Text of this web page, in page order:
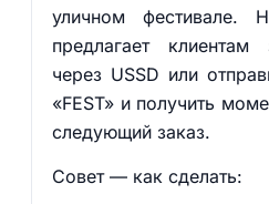
уличном фестивале.
предлагает клиентам
через USSD или
«FEST» и получить
следующий заказ.
Совет — как сделать: